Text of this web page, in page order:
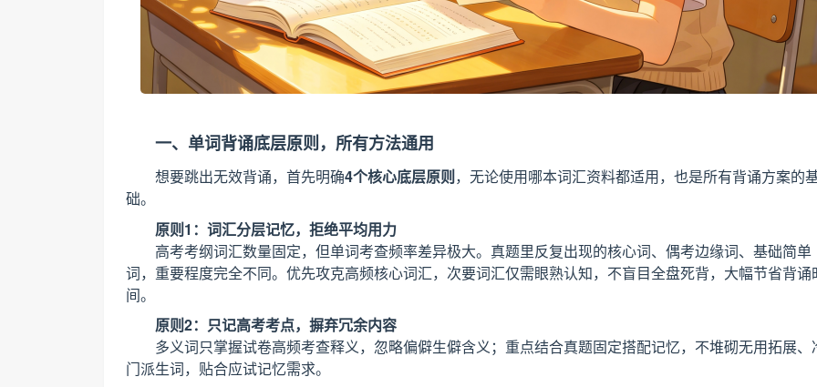
一、单词背诵底层原则，所有方法通用
想要跳出无效背诵，首先明确4个核心底层原则，无论使用哪本词汇资料都适用，也是所有背诵方案的
础。
原则1：词汇分层记忆，拒绝平均用力
高考考纲词汇数量固定，但单词考查频率差异极大。真题里反复出现的核心词、偶考边缘词、基础简单
词，重要程度完全不同。优先攻克高频核心词汇，次要词汇仅需眼熟认知，不盲目全盘死背，大幅节省背诵
间。
原则2：只记高考考点，摒弃冗余内容
多义词只掌握试卷高频考查释义，忽略偏僻生僻含义；重点结合真题固定搭配记忆，不堆砌无用拓展、
门派生词，贴合应试记忆需求。